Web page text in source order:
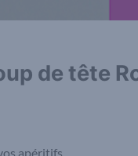
de tête
apéritifs.